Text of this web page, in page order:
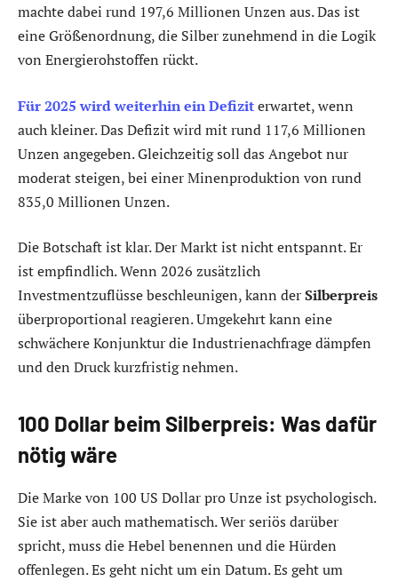
machte dabei rund 197,6 Millionen Unzen aus. Das ist
eine Größenordnung, die Silber zunehmend in die Logik
von Energierohstoffen rückt.
Für 2025 wird weiterhin ein Defiziterwartet, wenn
auch kleiner. Das Defizit wird mit rund 117,6 Millionen
Unzen angegeben. Gleichzeitig soll das Angebot nur
moderat steigen, bei einer Minenproduktion von rund
835,0 Millionen Unzen.
Die Botschaft ist klar. Der Markt ist nicht entspannt. Er
ist empfindlich. Wenn 2026 zusätzlich
Investmentzuflüsse beschleunigen, kann derSilberpreis
überproportional reagieren. Umgekehrt kann eine
schwächere Konjunktur die Industrienachfrage dämpfen
und den Druck kurzfristig nehmen.
100 Dollar beim Silberpreis: Was dafür
nötig wäre
Die Marke von 100 US Dollar pro Unze ist psychologisch.
Sie ist aber auch mathematisch. Wer seriös darüber
spricht, muss die Hebel benennen und die Hürden
offenlegen. Es geht nicht um ein Datum. Es geht um